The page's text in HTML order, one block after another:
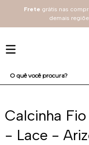
Frete grátis nas
demais
Calcinha
- Lace -
1º sutiã
2 º everyday